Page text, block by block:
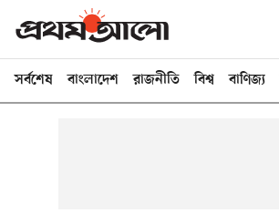
সর্বশেষ বাংলাদেশ রাজনীতি বিশ্ব বাণিজ্য